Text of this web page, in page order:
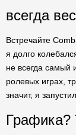
всегда
Встречайте
я долго
не всегда самый
ролевых играх,
значит, я
Графика?